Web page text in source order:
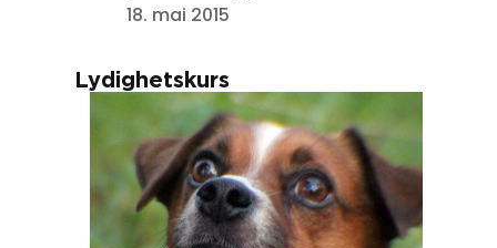
18. mai 2015
Lydighetskurs